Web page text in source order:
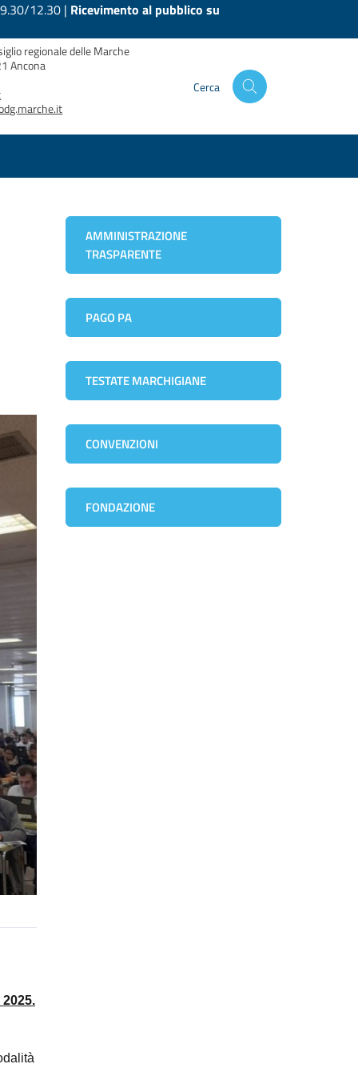
12.30 | Ricevimento al pubblico su
regionale delle Marche
Ancona
Cerca
AMMINISTRAZIONE
TRASPARENTE
PAGO PA
TESTATE MARCHIGIANE
CONVENZIONI
FONDAZIONE